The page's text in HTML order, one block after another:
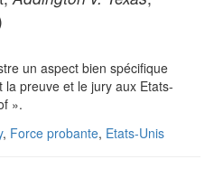
un aspect bien spécifique
la preuve et le jury aux Etats-
».
, Force probante, Etats-Unis